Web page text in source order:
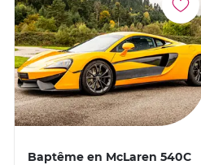
Baptême en McLaren 540C